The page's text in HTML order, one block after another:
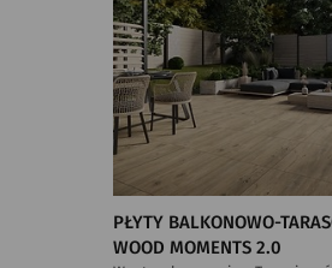
PŁYTY BALKONOWO-
WOOD MOMENTS 2.0